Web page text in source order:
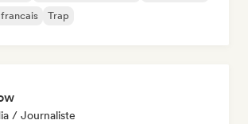
francais Trap
/ Journaliste